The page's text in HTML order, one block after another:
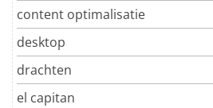
content optimalisatie
desktop
drachten
el capitan